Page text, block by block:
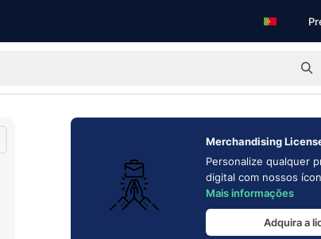
Merchandising
Personalize qualquer
digital com nossos
Mais informações
Adquira a